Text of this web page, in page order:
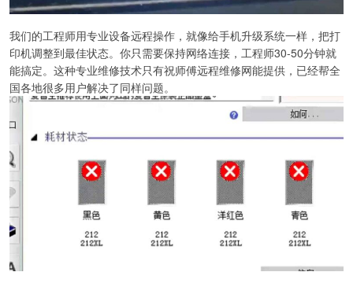
我们的工程师用专业设备远程操作，就像给手机升级系统一样，把打
印机调整到最佳状态。你只需要保持网络连接，工程师30-50分钟就
能搞定。这种专业维修技术只有祝师傅远程维修网能提供，已经帮全
国各地很多用户解决了同样问题。